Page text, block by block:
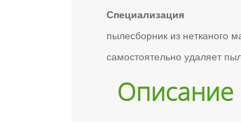
Специализация
пылесборник из нетканого
самостоятельно удаляет
Описание